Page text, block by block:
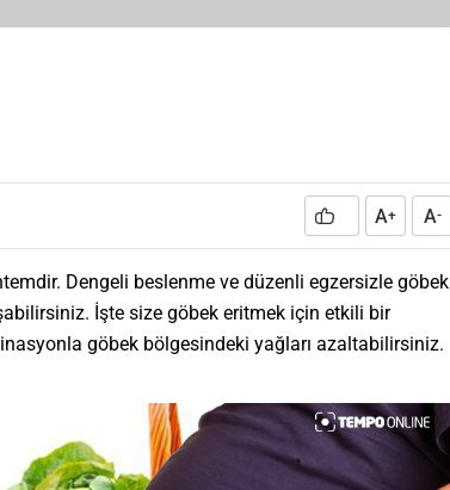
A+ A-
Dengeli beslenme ve düzenli egzersizle göbek
İşte size göbek eritmek için etkili bir
göbek bölgesindeki yağları azaltabilirsiniz.